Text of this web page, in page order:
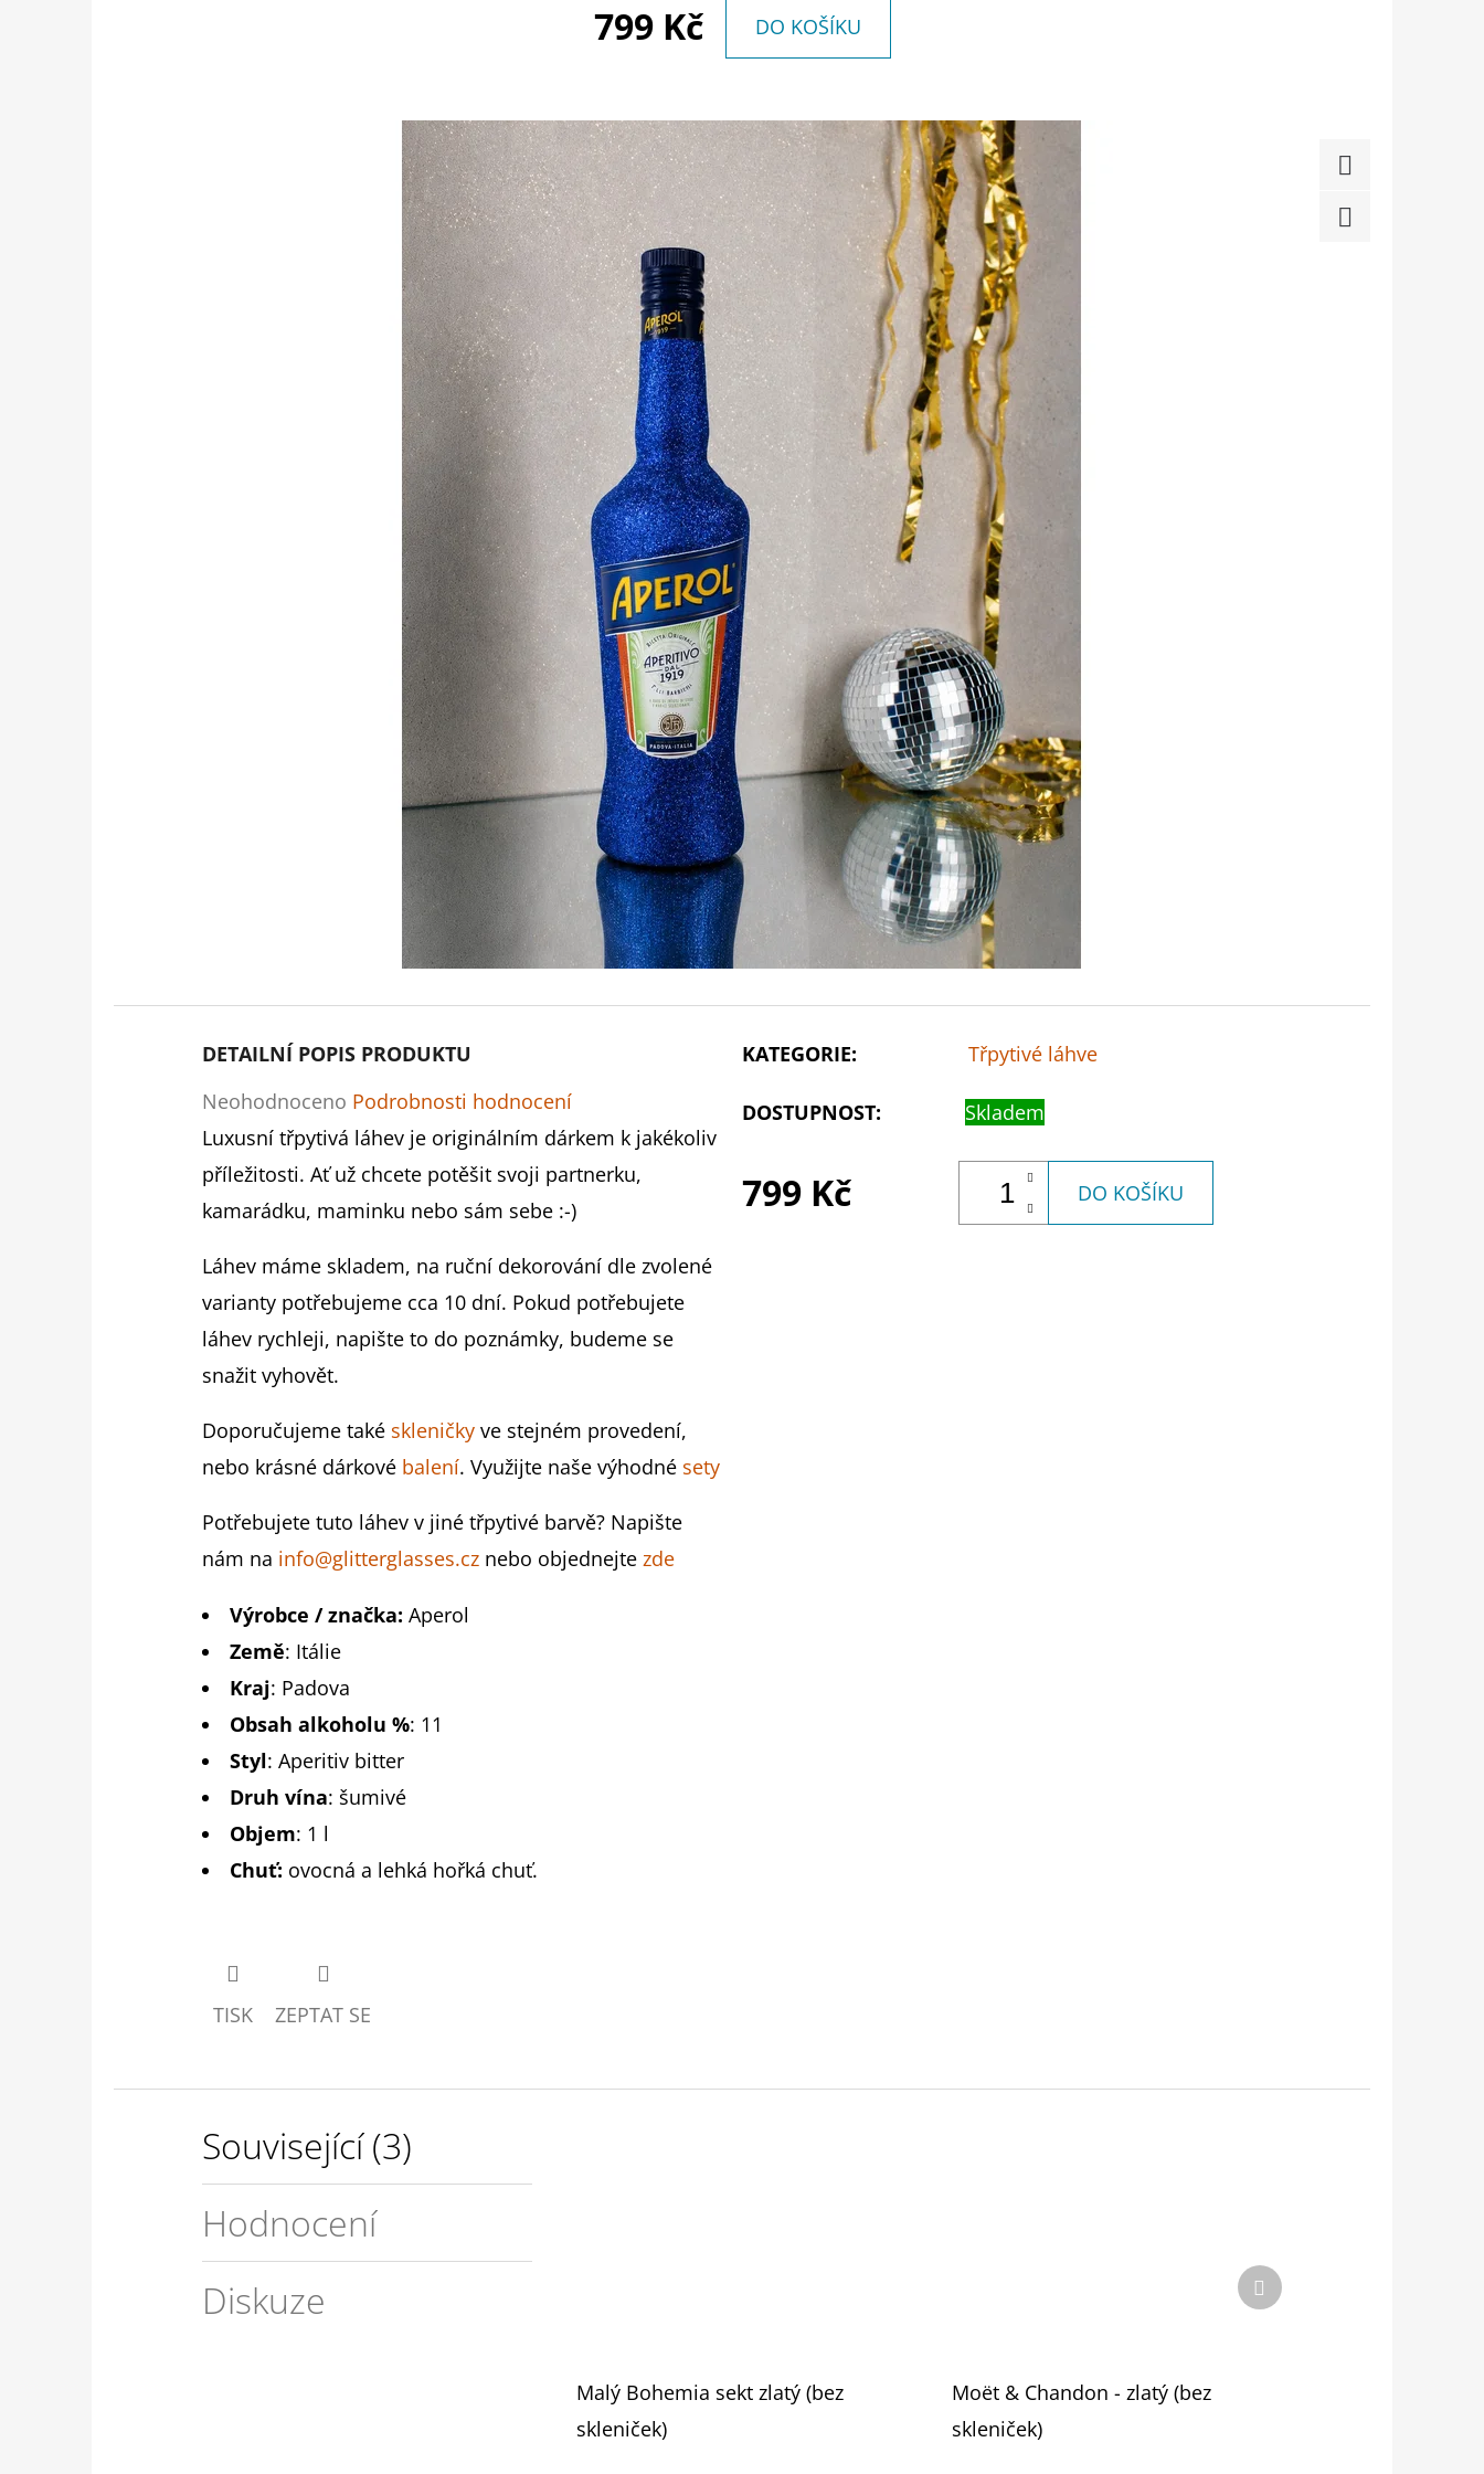
799 Kč DO KOŠÍKU
Facebook
DETAILNÍ POPIS PRODUKTU
Průměrné
hodnocení
produktu
je
z
5
hvězdiček.
Neohodnoceno Podrobnosti hodnocení
Luxusní třpytivá láhev je originálním dárkem k jakékoliv
příležitosti. Ať už chcete potěšit svoji partnerku,
kamarádku, maminku nebo sám sebe :-)
Láhev máme skladem, na ruční dekorování dle zvolené
varianty potřebujeme cca 10 dní. Pokud potřebujete
láhev rychleji, napište to do poznámky, budeme se
snažit vyhovět.
Doporučujeme také skleničky ve stejném provedení,
nebo krásné dárkové balení. Využijte naše výhodné sety
Potřebujete tuto láhev v jiné třpytivé barvě? Napište
nám na info@glitterglasses.cz nebo objednejte zde
Výrobce / značka: Aperol
Země: Itálie
Kraj: Padova
Obsah alkoholu %: 11
Styl: Aperitiv bitter
Druh vína: šumivé
Objem: 1 l
Chuť: ovocná a lehká hořká chuť.
TISK ZEPTAT SE
KATEGORIE: Třpytivé láhve
DOSTUPNOST: Skladem
799 Kč DO KOŠÍKU
Související (3)
Hodnocení
Diskuze
Malý Bohemia sekt zlatý (bez
skleniček)
Moët & Chandon - zlatý (bez
skleniček)
Další
produkt